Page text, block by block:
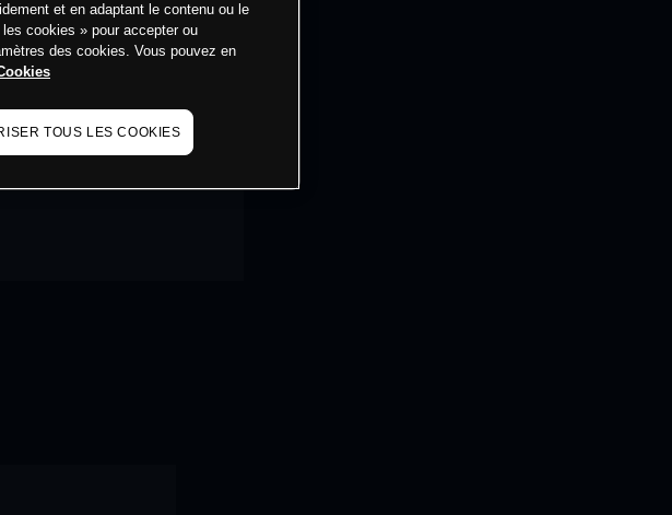
et en adaptant le contenu ou le
cookies » pour accepter ou
des cookies. Vous pouvez en
TOUS LES COOKIES